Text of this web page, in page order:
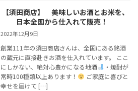
【須田商店】 美味しいお酒とお米を、
日本全国から仕入れて販売！
2022年12月9日
創業111年の須田商店さんは、全国にある銘酒
の蔵元に直接赴きお酒を仕入れています。 ここ
にしかない、絶対心豊かになる地酒
・焼酎が
常時100種類以上あります！
ご家庭に喜びと
幸せを届けて […]